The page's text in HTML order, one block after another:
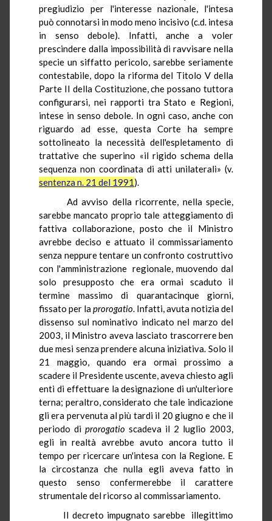
pregiudizio per l'interesse nazionale, l'intesa
può connotarsi in modo meno incisivo (c.d. intesa
in senso debole). Infatti, anche a voler
prescindere dalla impossibilità di ravvisare nella
specie un siffatto pericolo, sarebbe seriamente
contestabile, dopo la riforma del Titolo V della
Parte II della Costituzione, che possano tuttora
configurarsi, nei rapporti tra Stato e Regioni,
intese in senso debole. In ogni caso, anche con
riguardo ad esse, questa Corte ha sempre
sottolineato la necessità dell'espletamento di
trattative che superino «il rigido schema della
sequenza non coordinata di atti unilaterali» (v.
sentenza n. 21 del 1991).
Ad avviso della ricorrente, nella specie,
sarebbe mancato proprio tale atteggiamento di
fattiva collaborazione, posto che il Ministro
avrebbe deciso e attuato il commissariamento
senza neppure tentare un confronto costruttivo
con l'amministrazione regionale, muovendo dal
solo presupposto che era ormai scaduto il
termine massimo di quarantacinque giorni,
fissato per laprorogatio. Infatti, avuta notizia del
dissenso sul nominativo indicato nel marzo del
2003, il Ministro aveva lasciato trascorrere ben
due mesi senza prendere alcuna iniziativa. Solo il
21 maggio, quando era ormai prossimo a
scadere il Presidente uscente, aveva chiesto agli
enti di effettuare la designazione di un'ulteriore
terna; peraltro, considerato che tale indicazione
gli era pervenuta al più tardi il 20 giugno e che il
periodo di prorogatio scadeva il 2 luglio 2003,
egli in realtà avrebbe avuto ancora tutto il
tempo per ricercare un'intesa con la Regione. E
la circostanza che nulla egli aveva fatto in
questo senso confermerebbe il carattere
strumentale del ricorso al commissariamento.
Il decreto impugnato sarebbe illegittimo